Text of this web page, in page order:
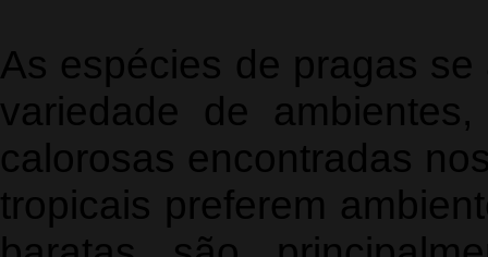
As espécies de pragas
variedade de
calorosas encontradas
tropicais preferem